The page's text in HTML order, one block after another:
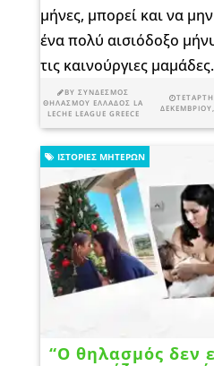
μήνες, μπορεί και να
ένα πολύ αισιόδοξο
τις καινούργιες
BYΣΎΝΔΕΣΜΟΣ
ΘΗΛΑΣΜΟΎ ΕΛΛΆΔΟΣ LA
LECHE LEAGUE GREECE
“Ο θηλασμός δεν
ΙΣΤΟΡΊΕΣ ΜΗΤΈΡΩΝ